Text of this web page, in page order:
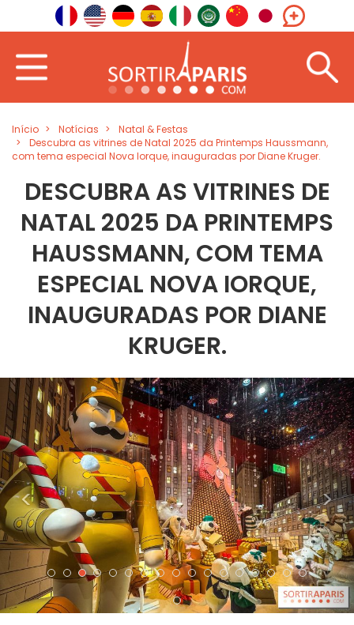
Início Notícias
Natal & Festas
Descubra as vitrines de Natal 2025 da Printemps Haussmann,
com tema especial Nova Iorque, inauguradas por Diane Kruger.
DESCUBRA AS VITRINES DE
NATAL 2025 DA PRINTEMPS
HAUSSMANN, COM TEMA
ESPECIAL NOVA IORQUE,
INAUGURADAS POR DIANE
KRUGER.
< >